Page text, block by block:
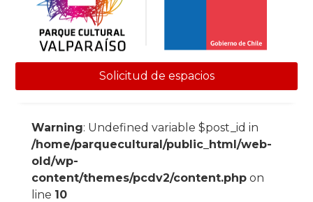
Solicitud de espacios
Warning: Undefined variable $post_id in
/home/parquecultural/public_html/web-
old/wp-
content/themes/pcdv2/content.phpon
line 10